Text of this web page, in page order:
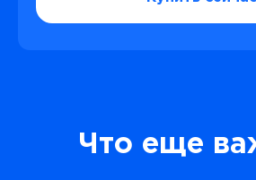
Что еще